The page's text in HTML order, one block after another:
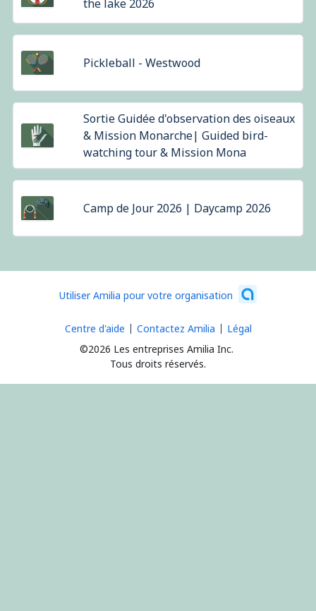
the lake 2026
Pickleball - Westwood
Sortie Guidée d'observation des oiseaux
& Mission Monarche| Guided bird-
watching tour & Mission Mona
Camp de Jour 2026 | Daycamp 2026
Utiliser Amilia pour votre organisation
©2026 Les entreprises Amilia Inc.
Tous droits réservés.
Centre d'aide Contactez Amilia Légal